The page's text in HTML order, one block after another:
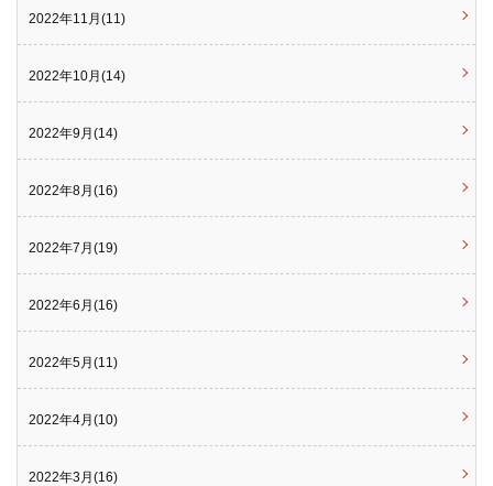
2022年11月(11)
2022年10月(14)
2022年9月(14)
2022年8月(16)
2022年7月(19)
2022年6月(16)
2022年5月(11)
2022年4月(10)
2022年3月(16)